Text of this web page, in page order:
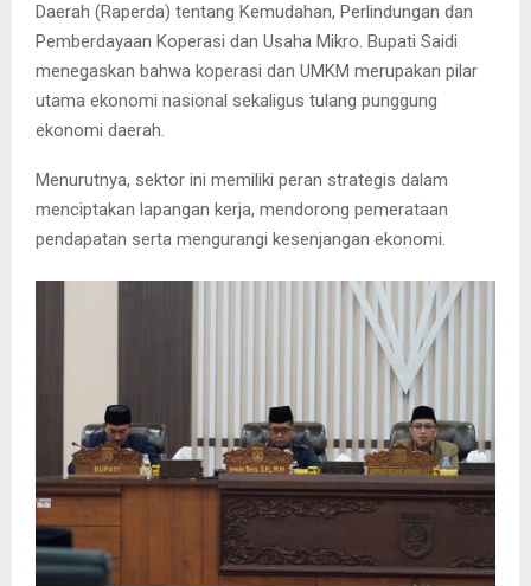
Daerah (Raperda) tentang Kemudahan, Perlindungan dan
Pemberdayaan Koperasi dan Usaha Mikro. Bupati Saidi
menegaskan bahwa koperasi dan UMKM merupakan pilar
utama ekonomi nasional sekaligus tulang punggung
ekonomi daerah.
Menurutnya, sektor ini memiliki peran strategis dalam
menciptakan lapangan kerja, mendorong pemerataan
pendapatan serta mengurangi kesenjangan ekonomi.